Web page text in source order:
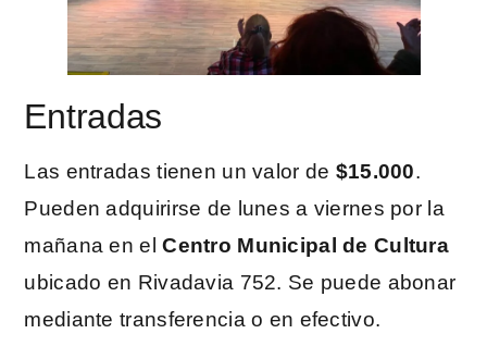
Entradas
Las entradas tienen un valor de $15.000.
Pueden adquirirse de lunes a viernes por la
mañana en elCentro Municipal de Cultura
ubicado en Rivadavia 752. Se puede abonar
mediante transferencia o en efectivo.